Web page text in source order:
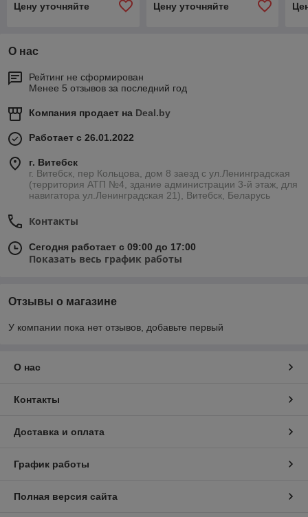
Цену уточняйте Цену уточняйте
О нас
Рейтинг не сформирован
Менее 5 отзывов за последний год
Компания продает на Deal.by
Работает с 26.01.2022
г. Витебск
г. Витебск, пер Кольцова, дом 8 заезд с ул.Ленинградская
(территория АТП №4, здание администрации 3-й этаж, для
навигатора ул.Ленинградская 21), Витебск, Беларусь
Контакты
Сегодня работает с 09:00 до 17:00
Показать весь график работы
Отзывы о магазине
У компании пока нет отзывов, добавьте первый
О нас
Контакты
Доставка и оплата
График работы
Полная версия сайта